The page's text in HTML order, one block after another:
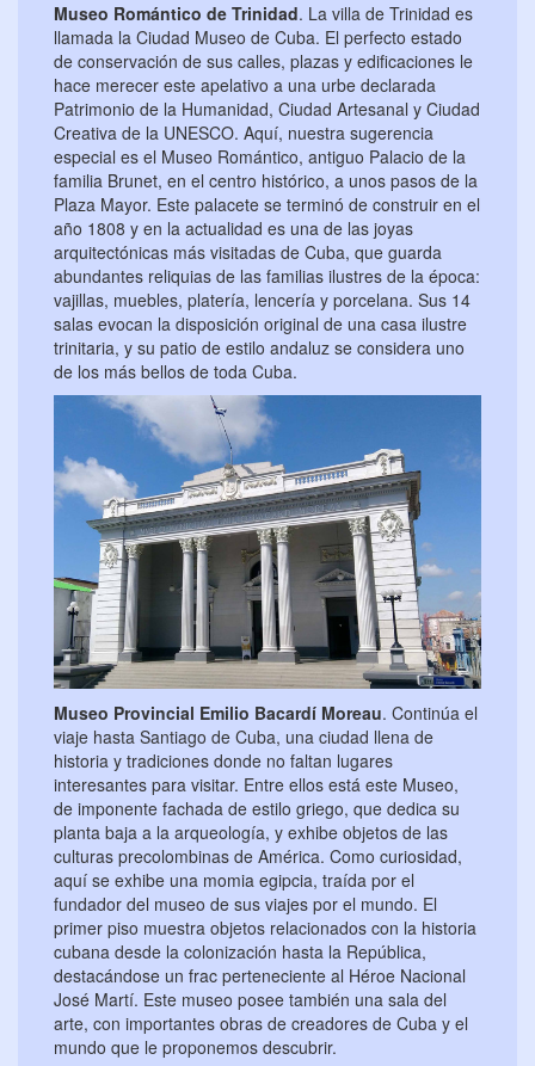
Museo Romántico de Trinidad. La villa de Trinidad es
llamada la Ciudad Museo de Cuba. El perfecto estado
de conservación de sus calles, plazas y edificaciones le
hace merecer este apelativo a una urbe declarada
Patrimonio de la Humanidad, Ciudad Artesanal y Ciudad
Creativa de la UNESCO. Aquí, nuestra sugerencia
especial es el Museo Romántico, antiguo Palacio de la
familia Brunet, en el centro histórico, a unos pasos de la
Plaza Mayor. Este palacete se terminó de construir en el
año 1808 y en la actualidad es una de las joyas
arquitectónicas más visitadas de Cuba, que guarda
abundantes reliquias de las familias ilustres de la época:
vajillas, muebles, platería, lencería y porcelana. Sus 14
salas evocan la disposición original de una casa ilustre
trinitaria, y su patio de estilo andaluz se considera uno
de los más bellos de toda Cuba.
Museo Provincial Emilio Bacardí Moreau. Continúa el
viaje hasta Santiago de Cuba, una ciudad llena de
historia y tradiciones donde no faltan lugares
interesantes para visitar. Entre ellos está este Museo,
de imponente fachada de estilo griego, que dedica su
planta baja a la arqueología, y exhibe objetos de las
culturas precolombinas de América. Como curiosidad,
aquí se exhibe una momia egipcia, traída por el
fundador del museo de sus viajes por el mundo. El
primer piso muestra objetos relacionados con la historia
cubana desde la colonización hasta la República,
destacándose un frac perteneciente al Héroe Nacional
José Martí. Este museo posee también una sala del
arte, con importantes obras de creadores de Cuba y el
mundo que le proponemos descubrir.